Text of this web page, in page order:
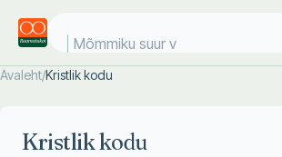
Mõmmiku suur vä
Avaleht/Kristlik kodu
Kristlik kodu